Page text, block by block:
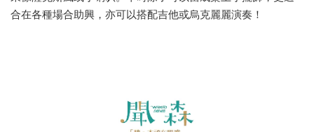
合在各種場合助興，亦可以搭配吉他或烏克麗麗演奏！